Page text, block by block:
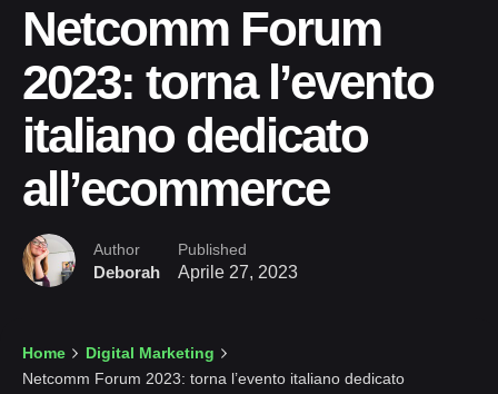
Netcomm Forum
2023: torna l’evento
italiano dedicato
all’ecommerce
Author
Deborah
Published
Aprile 27, 2023
Home
Digital Marketing
Netcomm Forum 2023: torna l’evento italiano dedicato